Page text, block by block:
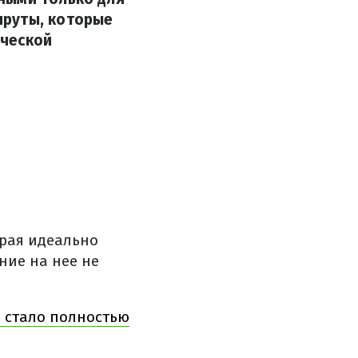
которые
идеально
на нее не
стало полностью